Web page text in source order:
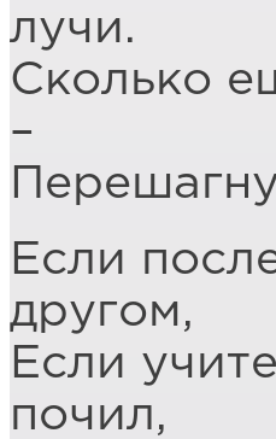
лучи.
Сколько
–
Если
другом,
Если
почил,